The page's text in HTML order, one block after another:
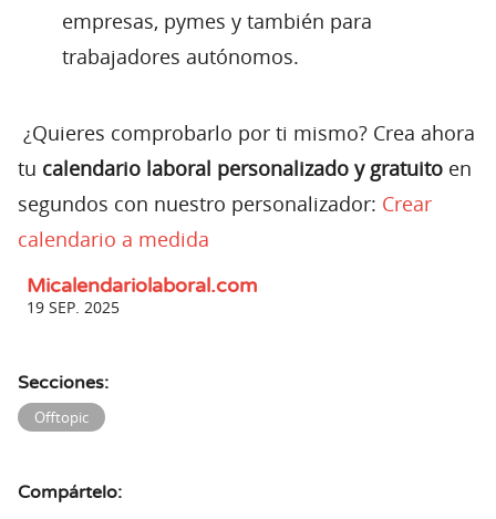
empresas, pymes y también para
trabajadores autónomos.
¿Quieres comprobarlo por ti mismo? Crea ahora
tu calendario laboral personalizado y gratuito en
segundos con nuestro personalizador: Crear
calendario a medida
Micalendariolaboral.com
19 SEP. 2025
Secciones:
Offtopic
Compártelo: